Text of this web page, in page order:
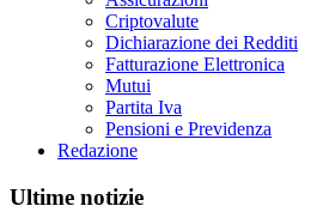
Criptovalute
Dichiarazione dei Redditi
Fatturazione Elettronica
Mutui
Partita Iva
Pensioni e Previdenza
Redazione
Ultime notizie